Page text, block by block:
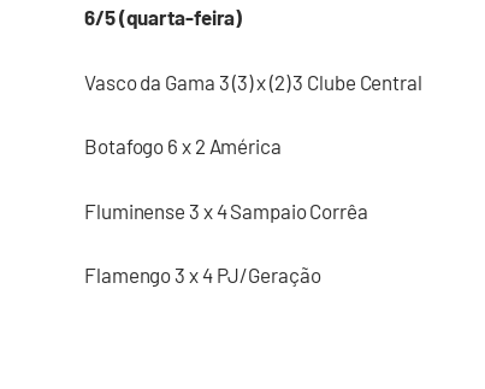
6/5 (quarta-feira)
Vasco da Gama 3 (3) x (2) 3 Clube Central
Botafogo 6 x 2 América
Fluminense 3 x 4 Sampaio Corrêa
Flamengo 3 x 4 PJ/Geração